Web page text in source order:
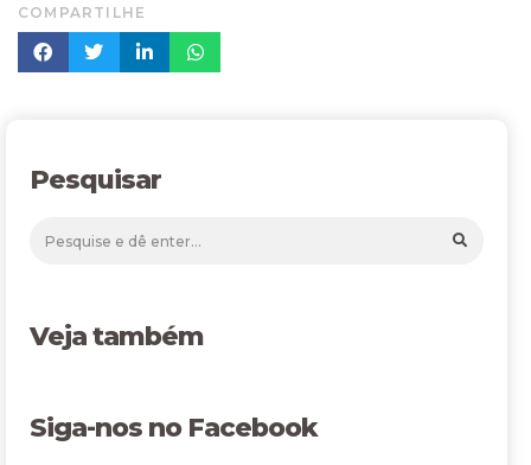
COMPARTILHE
Pesquisar
Veja também
Siga-nos no Facebook